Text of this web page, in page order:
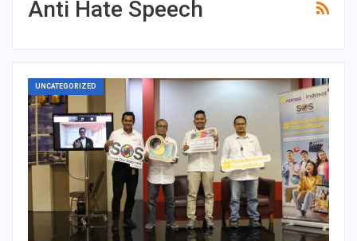
Anti Hate Speech
UNCATEGORIZED